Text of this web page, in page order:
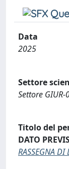
Data
2025
Settore
Settore
Titolo del
DATO
RASSEGNA